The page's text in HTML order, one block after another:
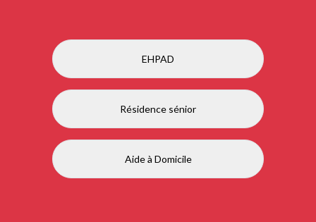
EHPAD
Résidence sénior
Aide à Domicile